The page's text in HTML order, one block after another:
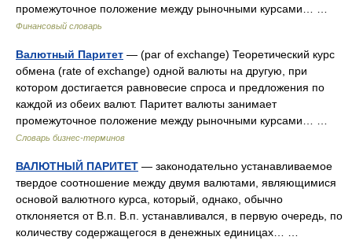
промежуточное положение между рыночными курсами… …
Финансовый словарь
Валютный Паритет — (par of exchange) Теоретический курс
обмена (rate of exchange) одной валюты на другую, при
котором достигается равновесие спроса и предложения по
каждой из обеих валют. Паритет валюты занимает
промежуточное положение между рыночными курсами… …
Словарь бизнес-терминов
ВАЛЮТНЫЙ ПАРИТЕТ — законодательно устанавливаемое
твердое соотношение между двумя валютами, являющимися
основой валютного курса, который, однако, обычно
отклоняется от В.п. В.п. устанавливался, в первую очередь, по
количеству содержащегося в денежных единицах… …